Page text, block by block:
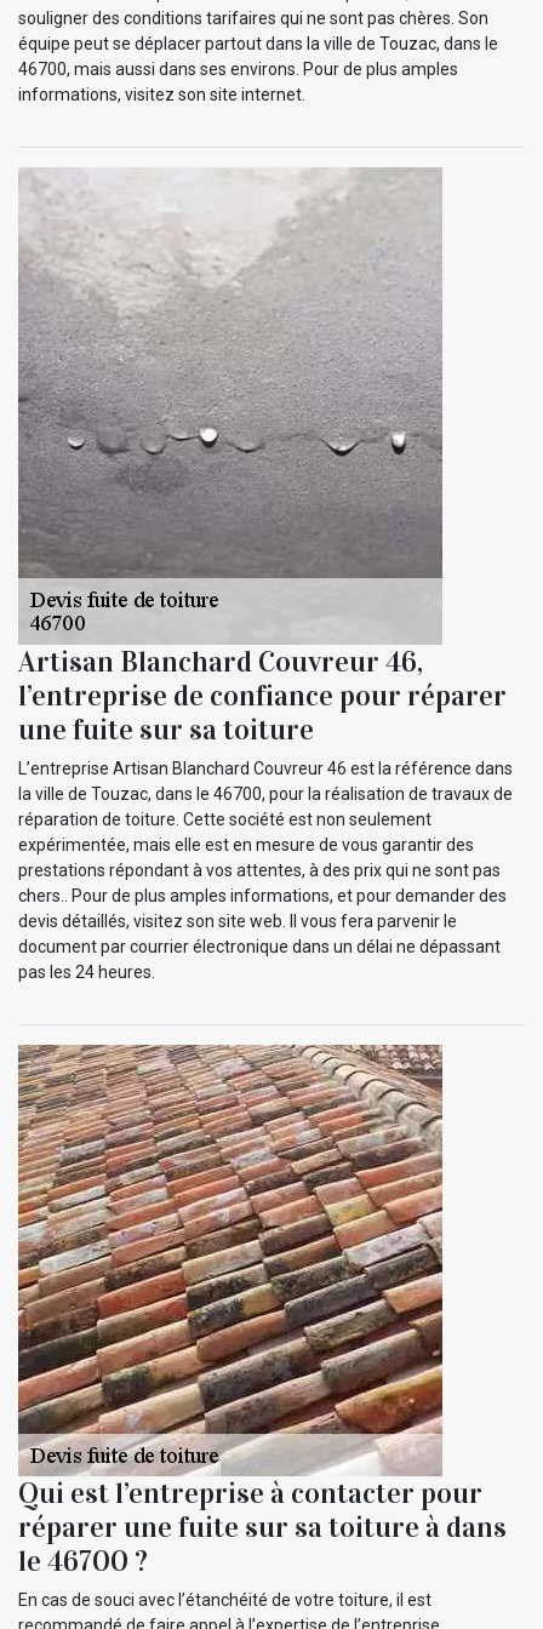
souligner des conditions tarifaires qui ne sont pas chères. Son
équipe peut se déplacer partout dans la ville de Touzac, dans le
46700, mais aussi dans ses environs. Pour de plus amples
informations, visitez son site internet.
Artisan Blanchard Couvreur 46,
l’entreprise de confiance pour réparer
une fuite sur sa toiture
L’entreprise Artisan Blanchard Couvreur 46 est la référence dans
la ville de Touzac, dans le 46700, pour la réalisation de travaux de
réparation de toiture. Cette société est non seulement
expérimentée, mais elle est en mesure de vous garantir des
prestations répondant à vos attentes, à des prix qui ne sont pas
chers.. Pour de plus amples informations, et pour demander des
devis détaillés, visitez son site web. Il vous fera parvenir le
document par courrier électronique dans un délai ne dépassant
pas les 24 heures.
Qui est l’entreprise à contacter pour
réparer une fuite sur sa toiture à dans
le 46700 ?
En cas de souci avec l’étanchéité de votre toiture, il est